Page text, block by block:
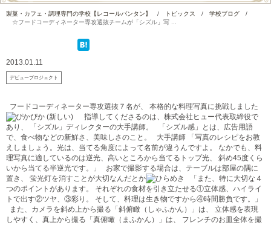
製菓・カフェ・調理専門の学校【レコールバンタン】 / トピックス / 学校ブログ
/
☆フードコーディネーター専攻選抜チームが「シズル」写 ...
2013.01.11
デビュープロジェクト
フードコーディネーター専攻選抜７名が、 本格的な料理写真に挑戦しました
指導してくださるのは、株式会社ヒュー代表取締役で
あり、 「シズル」ディレクターの大手講師。 「シズル感」とは、広告用語
で、食べ物などの新鮮さ、美味しさのこと。 大手講師 「写真のレシピをお教
えしましょう。光は、当てる角度によって名前が違うんですよ。 なかでも、料
理写真に適しているのは逆光、高いところから当てるトップ光、 斜め45度くら
いから当てる半逆光です。」 お家で撮影する場合は、テーブルは部屋の隅に
置き、 蛍光灯を消すことが大切なんだとか
「また、特に大切な４
つのポイントがあります。 それぞれの食材を引き立たせる①立体感、ハイライ
トで出す②ツヤ、③彩り。 そして、料理は生き物ですから④時間勝負です。」
また、カメラを斜め上から撮る「斜俯瞰（しゃふかん）」は、 立体感を表現
しやすく、真上から撮る「真俯瞰（まふかん）」は、 フレンチのお皿全体を撮